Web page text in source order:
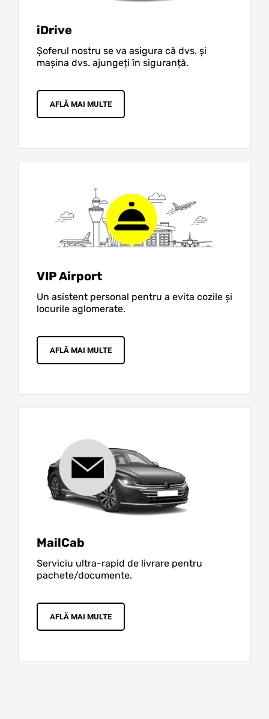
iDrive
Șoferul nostru se va asigura că dvs. și
mașina dvs. ajungeți în siguranță.
AFLĂ MAI MULTE
VIP Airport
Un asistent personal pentru a evita cozile și
locurile aglomerate.
AFLĂ MAI MULTE
MailCab
Serviciu ultra-rapid de livrare pentru
pachete/documente.
AFLĂ MAI MULTE